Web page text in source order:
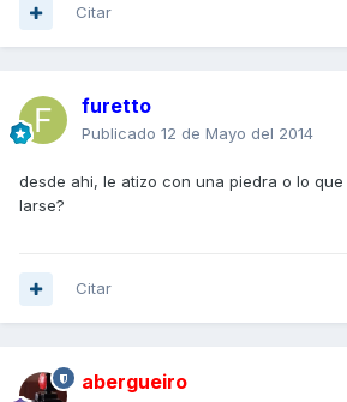
Citar
furetto
Publicado 12 de Mayo del 2014
desde ahi, le atizo con una piedra o lo que
larse?
Citar
abergueiro